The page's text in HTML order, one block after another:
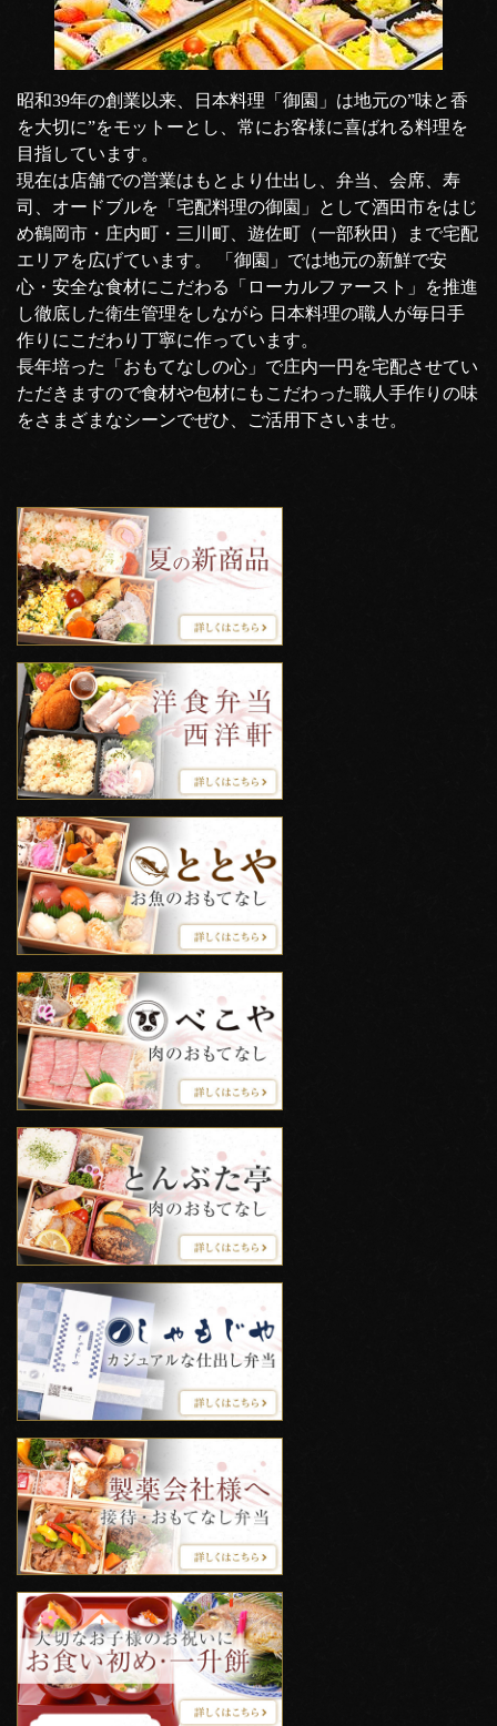
昭和39年の創業以来、日本料理「御園」は地元の”味と香
を大切に”をモットーとし、常にお客様に喜ばれる料理を
目指しています。
現在は店舗での営業はもとより仕出し、弁当、会席、寿
司、オードブルを「宅配料理の御園」として酒田市をはじ
め鶴岡市・庄内町・三川町、遊佐町（一部秋田）まで宅配
エリアを広げています。 「御園」では地元の新鮮で安
心・安全な食材にこだわる「ローカルファースト」を推進
し徹底した衛生管理をしながら 日本料理の職人が毎日手
作りにこだわり丁寧に作っています。
長年培った「おもてなしの心」で庄内一円を宅配させてい
ただきますので食材や包材にもこだわった職人手作りの味
をさまざまなシーンでぜひ、ご活用下さいませ。